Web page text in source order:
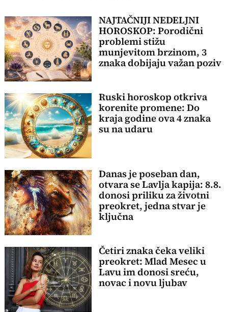
NAJTAČNIJI NEDELJNI
HOROSKOP: Porodični
problemi stižu
munjevitom brzinom, 3
znaka dobijaju važan poziv
Ruski horoskop otkriva
korenite promene: Do
kraja godine ova 4 znaka
su na udaru
Danas je poseban dan,
otvara se Lavlja kapija: 8.8.
donosi priliku za životni
preokret, jedna stvar je
ključna
Četiri znaka čeka veliki
preokret: Mlad Mesec u
Lavu im donosi sreću,
novac i novu ljubav